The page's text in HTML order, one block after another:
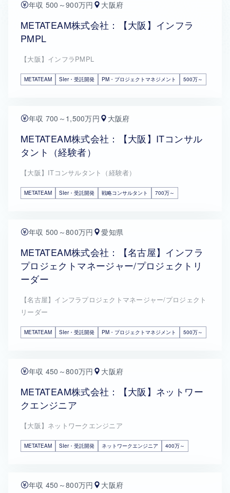
年収 500～900万円 大阪府
METATEAM株式会社：【大阪】インフラ
PMPL
【大阪】インフラPMPL
METATEAM SIer・受託開発 PM・プロジェクトマネジメント 500万～
年収 700～1,500万円 大阪府
METATEAM株式会社：【大阪】ITコンサル
タント（経験者）
【大阪】ITコンサルタント（経験者）
METATEAM SIer・受託開発 戦略コンサルタント 700万～
年収 500～800万円 愛知県
METATEAM株式会社：【名古屋】インフラ
プロジェクトマネージャー/プロジェクトリ
ーダー
【名古屋】インフラプロジェクトマネージャー/プロジェクト
リーダー
METATEAM SIer・受託開発 PM・プロジェクトマネジメント 500万～
年収 450～800万円 大阪府
METATEAM株式会社：【大阪】ネットワー
クエンジニア
【大阪】ネットワークエンジニア
METATEAM SIer・受託開発 ネットワークエンジニア 400万～
年収 450～800万円 大阪府